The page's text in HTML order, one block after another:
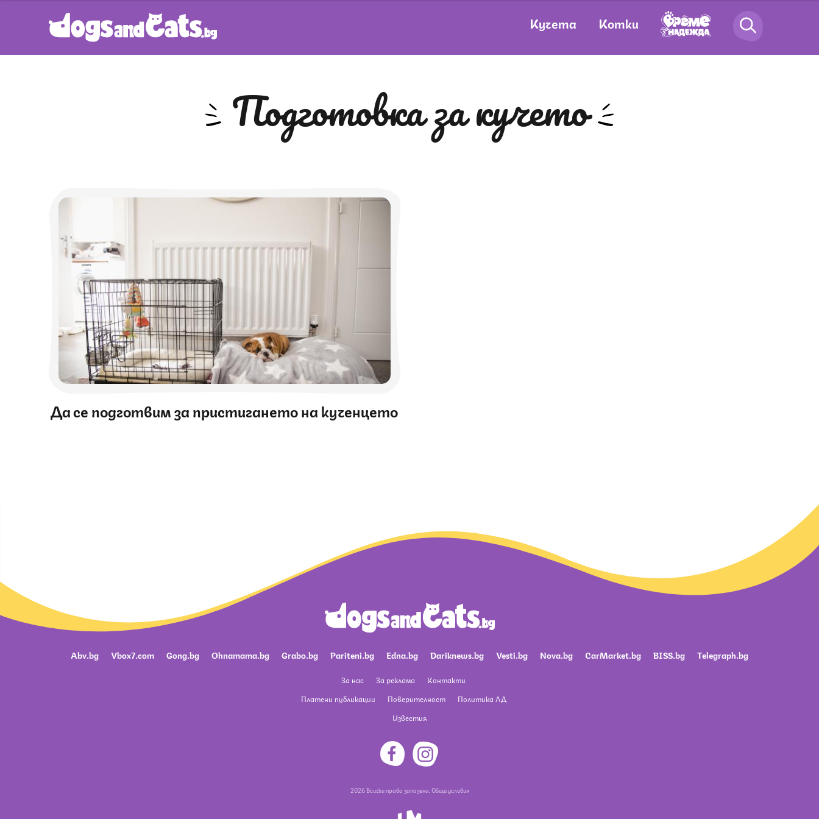
Кучета Котки
подготовка за кучето
Да се подготвим за пристигането на кученцето
Abv.bg Vbox7.com Gong.bg Ohnamama.bg Grabo.bg Pariteni.bg Edna.bg Dariknews.bg Vesti.bg Nova.bg CarMarket.bg BISS.bg Telegraph.bg
За нас За реклама
Контакти
Платени публикации
Поверителност
Политика ЛД
Известия
2026 Всички права запазени. Общи условия